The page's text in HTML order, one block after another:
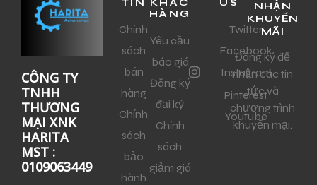
CÔNG TY
TNHH
THƯƠNG
MẠI XNK
HARITA
MST :
0109063449
TIN
Chính
sách
bán
hàng
Chính
sách
bảo
hành
KHÁC
HÀNG
Yêu cầu
báo giá
Đăng ký
đại ký
Chính
sách
giảm giá
US
Twitter
Facebook
Instagram
Pinterest
Youtube
NHẬN
KHUYẾN
MÃI
Đăng ký để
nhận các tin
tức và
chương trình
khuyến mại.